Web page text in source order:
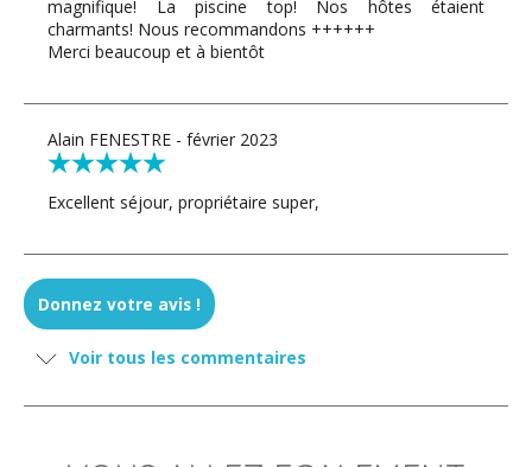
magnifique! La piscine top! Nos hôtes étaient
charmants! Nous recommandons ++++++
Merci beaucoup et à bientôt
Alain FENESTRE - février 2023
Excellent séjour, propriétaire super,
LANGLAIS - janvier 2023
La Villa est très agréable à vivre, son équipement est un
Donnez votre avis !
Voir tous les commentaires